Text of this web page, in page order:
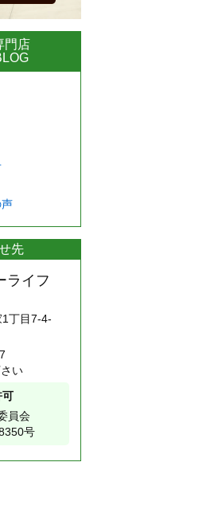
門店
先
ライフ
丁目7-4-
い
可
員会
号